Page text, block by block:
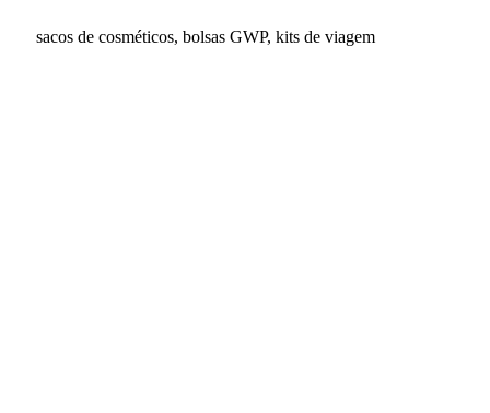
sacos de cosméticos, bolsas GWP, kits de viagem